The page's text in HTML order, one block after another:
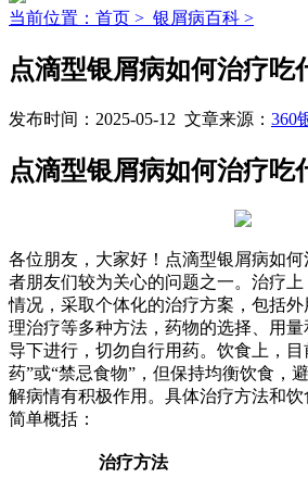
当前位置：首页 > 银屑病百科 >
点滴型银屑病如何治疗吃
发布时间：2025-05-12 文章来源： 360
点滴型银屑病如何治疗吃
各位朋友，大家好！点滴型银屑病如
者朋友们较为关心的问题之一。治疗
情况，采取个体化的治疗方案，包括
理治疗等多种方法，药物的选择、用
导下进行，切勿自行用药。饮食上，目
药”或“禁忌食物”，但保持均衡饮食，
解病情有积极作用。具体治疗方法和
简单概括：
治疗方法